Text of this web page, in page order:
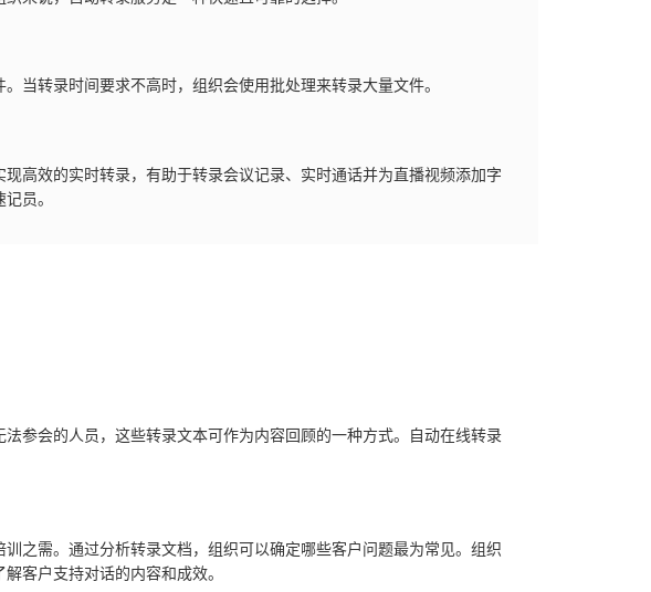
当转录时间要求不高时，组织会使用批处理来转录大量文件。
高效的实时转录，有助于转录会议记录、实时通话并为直播视频添加字
员。
参会的人员，这些转录文本可作为内容回顾的一种方式。自动在线转录
之需。通过分析转录文档，组织可以确定哪些客户问题最为常见。组织
客户支持对话的内容和成效。